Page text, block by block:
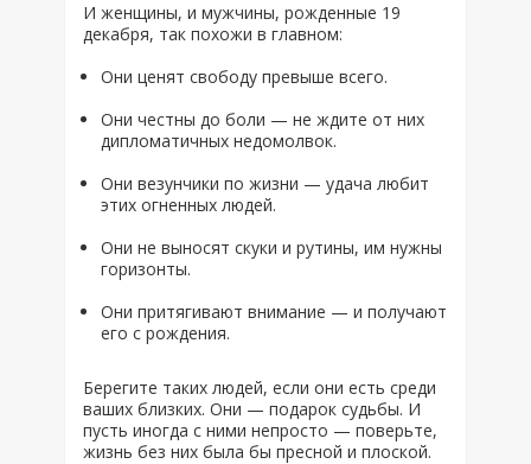
И женщины, и мужчины, рожденные 19
декабря, так похожи в главном:
Они ценят свободу превыше всего.
Они честны до боли — не ждите от них
дипломатичных недомолвок.
Они везунчики по жизни — удача любит
этих огненных людей.
Они не выносят скуки и рутины, им нужны
горизонты.
Они притягивают внимание — и получают
его с рождения.
Берегите таких людей, если они есть среди
ваших близких. Они — подарок судьбы. И
пусть иногда с ними непросто — поверьте,
жизнь без них была бы пресной и плоской.